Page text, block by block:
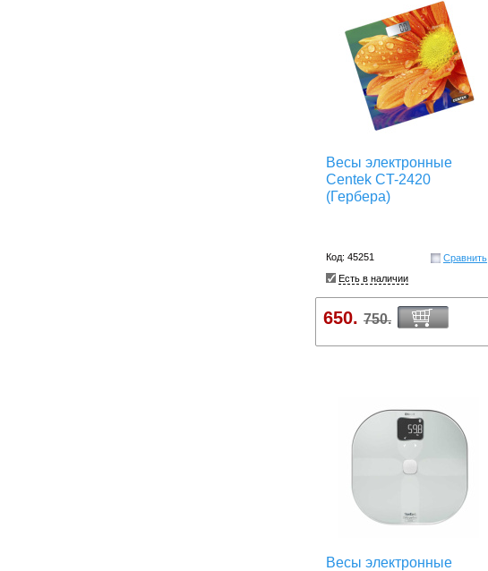
Весы электронные
Centek CT-2420
(Гербера)
Код: 45251
Сравнить
Есть в наличии
650. 750.
Весы электронные